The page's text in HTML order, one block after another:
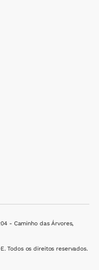
- Caminho das Árvores,
Todos os direitos reservados.